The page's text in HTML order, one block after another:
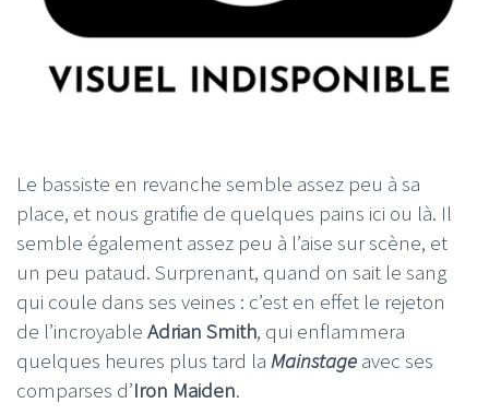
Le bassiste en revanche semble assez peu à sa
place, et nous gratifie de quelques pains ici ou là. Il
semble également assez peu à l’aise sur scène, et
un peu pataud. Surprenant, quand on sait le sang
qui coule dans ses veines : c’est en effet le rejeton
de l’incroyable Adrian Smith, qui enflammera
quelques heures plus tard la Mainstage avec ses
comparses d’Iron Maiden.